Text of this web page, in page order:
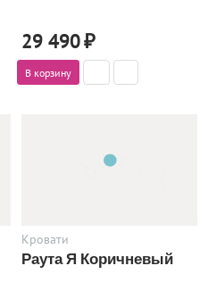
29 490₽
В корзину
Кровати
Раута Я Коричневый